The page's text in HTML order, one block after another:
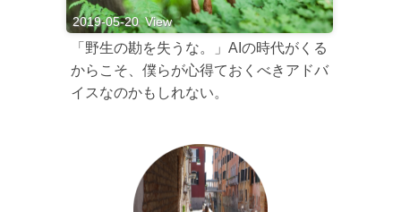
2019-05-20 View
「野生の勘を失うな。」AIの時代がくる
からこそ、僕らが心得ておくべきアドバ
イスなのかもしれない。